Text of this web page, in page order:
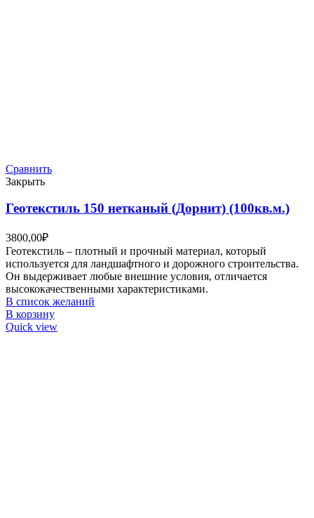
Сравнить
Закрыть
Геотекстиль 150 нетканый (Дорнит) (100кв.м.)
3800,00₽
Геотекстиль – плотный и прочный материал, который
используется для ландшафтного и дорожного строительства.
Он выдерживает любые внешние условия, отличается
высококачественными характеристиками.
В список желаний
В корзину
Quick view